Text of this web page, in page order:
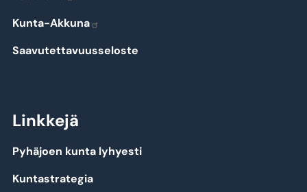
Kunta-Akkuna
Saavutettavuusseloste
Linkkejä
Pyhäjoen kunta lyhyesti
Kuntastrategia